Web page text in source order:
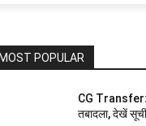
MOST POPULAR
CG Transfer:
तबादला, देखें